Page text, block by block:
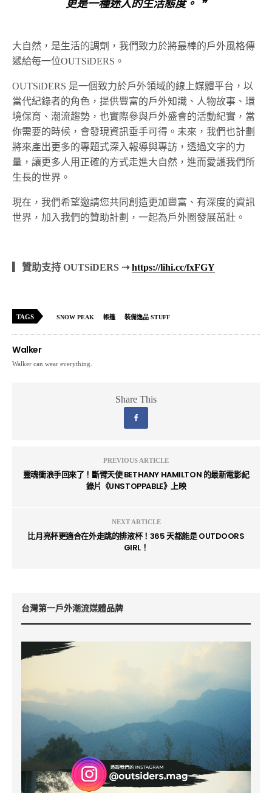
更是一種迷人的生活態度。 ❞
大自然，是生活的調劑，我們致力於將最棒的戶外風格傳
遞給每一位OUTSiDERS。
OUTSiDERS 是一個致力於戶外領域的線上媒體平台，以
當代紀錄者的角色，提供豐富的戶外知識、人物故事、環
境保育、潮流趨勢，也實際參與戶外盛會的活動紀實，當
你需要的時候，會發現資訊垂手可得。未來，我們也計劃
將來產出更多的專題式深入報導與專訪，透過文字的力
量，讓更多人用正確的方式走進大自然，進而愛護我們所
生長的世界。
現在，我們希望邀請您共同創造更加豐富、有深度的資訊
世界，加入我們的贊助計劃，一起為戶外圈發展茁壯。
▎贊助支持 OUTSiDERS ⇢https://lihi.cc/fxFGY
TAGS SNOW PEAK 帳篷 裝備逸品 STUFF
Walker
Walker can wear everything.
Share This
PREVIOUS ARTICLE
靈魂衝浪手回來了！斷臂天使 BETHANY HAMILTON 的最新電影紀
錄片《UNSTOPPABLE》上映
NEXT ARTICLE
比月亮杯更適合在外走跳的排液杯！365 天都能是 OUTDOORS
GIRL！
台灣第一戶外潮流媒體品牌